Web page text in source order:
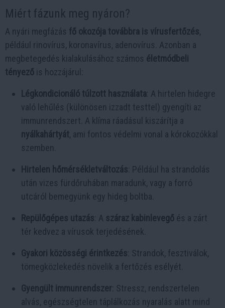
Miért fázunk meg nyáron?
A nyári megfázás fő okozója továbbra is vírusfertőzés,
például rinovírus, koronavírus, adenovírus. Azonban a
megbetegedés kialakulásához számos életmódbeli
tényező is hozzájárul:
Légkondicionáló túlzott használata : A hirtelen hidegre
való lehűlés (különösen izzadt testtel) gyengíti az
immunrendszert. A klíma ráadásul kiszárítja a
nyálkahártyát, ami fontos védelmi vonal a kórokozókkal
szemben.
Hirtelen hőmérsékletváltozás : Például ha strandolás
után vizes fürdőruhában maradunk, vagy a forró
utcáról bemegyünk egy hideg boltba.
Repülőgépes utazás : A száraz kabinlevegő és a zárt
tér kedvez a vírusok terjedésének.
Gyakori közösségi érintkezés : Strandok, fesztiválok,
tömegközlekedés növelik a fertőzés esélyét.
Gyengült immunrendszer : Stressz, rendszertelen
alvás, egészségtelen táplálkozás nyaralás alatt mind